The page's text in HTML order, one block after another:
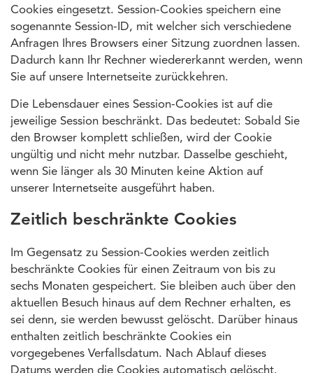
Cookies eingesetzt. Session-Cookies speichern eine
sogenannte Session-ID, mit welcher sich verschiedene
Anfragen Ihres Browsers einer Sitzung zuordnen lassen.
Dadurch kann Ihr Rechner wiedererkannt werden, wenn
Sie auf unsere Internetseite zurückkehren.
Die Lebensdauer eines Session-Cookies ist auf die
jeweilige Session beschränkt. Das bedeutet: Sobald Sie
den Browser komplett schließen, wird der Cookie
ungültig und nicht mehr nutzbar. Dasselbe geschieht,
wenn Sie länger als 30 Minuten keine Aktion auf
unserer Internetseite ausgeführt haben.
Zeitlich beschränkte Cookies
Im Gegensatz zu Session-Cookies werden zeitlich
beschränkte Cookies für einen Zeitraum von bis zu
sechs Monaten gespeichert. Sie bleiben auch über den
aktuellen Besuch hinaus auf dem Rechner erhalten, es
sei denn, sie werden bewusst gelöscht. Darüber hinaus
enthalten zeitlich beschränkte Cookies ein
vorgegebenes Verfallsdatum. Nach Ablauf dieses
Datums werden die Cookies automatisch gelöscht.